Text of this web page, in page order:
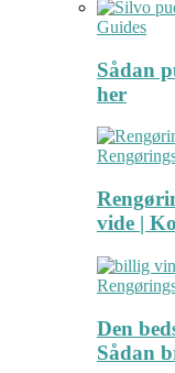
Guides
Sådan
her
vide |
Den
Sådan